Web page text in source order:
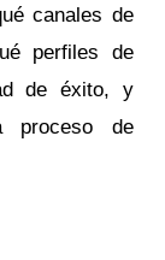
canales de
perfiles de
de éxito, y
proceso de